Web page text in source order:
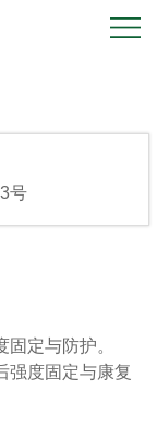
号
定与防护。
强度固定与康复